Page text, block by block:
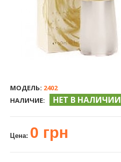
МОДЕЛЬ: 2402
НАЛИЧИЕ:
НЕТ В НАЛИЧИИ
Цена: 0 грн